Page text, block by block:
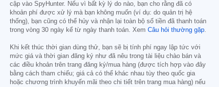
cập vào SpyHunter. Nếu vì bất kỳ lý do nào, bạn cho rằng đã có
khoản phí được xử lý mà bạn không muốn (ví dụ: do quản trị hệ
thống), bạn cũng có thể hủy và nhận lại toàn bộ số tiền đã thanh toán
trong vòng 30 ngày kể từ ngày thanh toán. Xem Câu hỏi thường gặp.
Khi kết thúc thời gian dùng thử, bạn sẽ bị tính phí ngay lập tức với
mức giá và thời gian đăng ký như đã nêu trong tài liệu chào bán và
các điều khoản trên trang đăng ký/mua hàng (được tích hợp vào đây
bằng cách tham chiếu; giá cả có thể khác nhau tùy theo quốc gia
hoặc chương trình khuyến mãi theo chi tiết trên trang mua hàng) nếu